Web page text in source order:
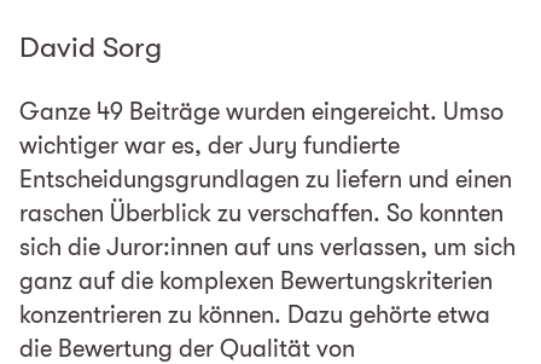
David Sorg
Ganze 49 Beiträge wurden eingereicht. Umso
wichtiger war es, der Jury fundierte
Entscheidungsgrundlagen zu liefern und einen
raschen Überblick zu verschaffen. So konnten
sich die Juror:innen auf uns verlassen, um sich
ganz auf die komplexen Bewertungskriterien
konzentrieren zu können. Dazu gehörte etwa
die Bewertung der Qualität von